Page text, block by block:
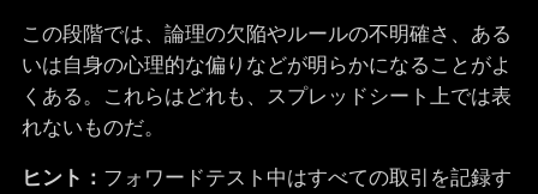
この段階では、論理の欠陥やルールの不明確さ、ある
いは自身の心理的な偏りなどが明らかになることがよ
くある。これらはどれも、スプレッドシート上では表
れないものだ。
ヒント： フォワードテスト中はすべての取引を記録す